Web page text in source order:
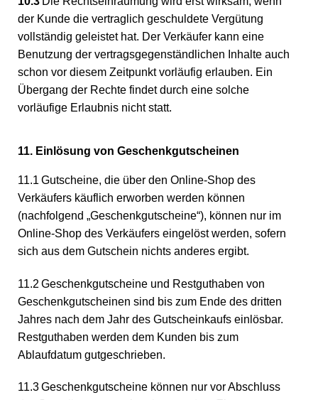
der Kunde die vertraglich geschuldete Vergütung
vollständig geleistet hat. Der Verkäufer kann eine
Benutzung der vertragsgegenständlichen Inhalte auch
schon vor diesem Zeitpunkt vorläufig erlauben. Ein
Übergang der Rechte findet durch eine solche
vorläufige Erlaubnis nicht statt.
11. Einlösung von Geschenkgutscheinen
11.1 Gutscheine, die über den Online-Shop des
Verkäufers käuflich erworben werden können
(nachfolgend „Geschenkgutscheine“), können nur im
Online-Shop des Verkäufers eingelöst werden, sofern
sich aus dem Gutschein nichts anderes ergibt.
11.2 Geschenkgutscheine und Restguthaben von
Geschenkgutscheinen sind bis zum Ende des dritten
Jahres nach dem Jahr des Gutscheinkaufs einlösbar.
Restguthaben werden dem Kunden bis zum
Ablaufdatum gutgeschrieben.
11.3 Geschenkgutscheine können nur vor Abschluss